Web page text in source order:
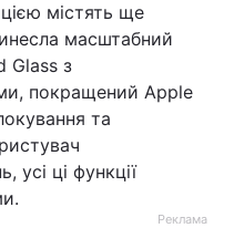
містять ще
масштабний
Glass з
покращений Apple
та
усі ці функції
Реклама